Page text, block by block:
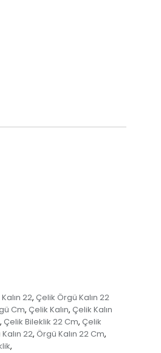
22, Çelik Örgü Kalın 22
Cm, Çelik Kalın, Çelik Kalın
, Çelik Bileklik 22 Cm, Çelik
22, Örgü Kalın 22 Cm,
,